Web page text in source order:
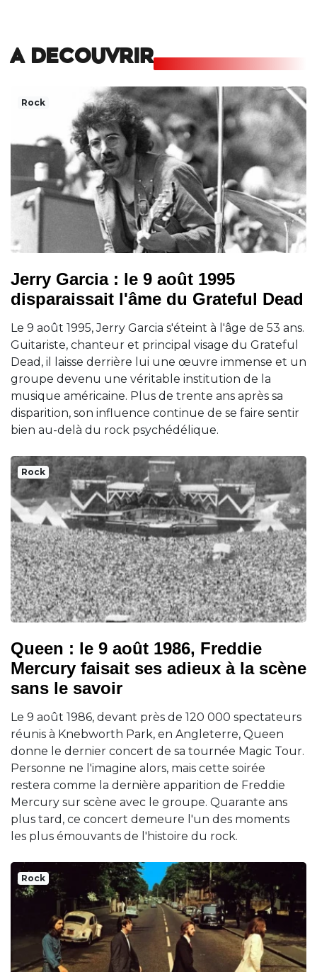
A DECOUVRIR
Rock
Jerry Garcia : le 9 août 1995
disparaissait l'âme du Grateful Dead
Le 9 août 1995, Jerry Garcia s'éteint à l'âge de 53 ans.
Guitariste, chanteur et principal visage du Grateful
Dead, il laisse derrière lui une œuvre immense et un
groupe devenu une véritable institution de la
musique américaine. Plus de trente ans après sa
disparition, son influence continue de se faire sentir
bien au-delà du rock psychédélique.
Rock
Queen : le 9 août 1986, Freddie
Mercury faisait ses adieux à la scène
sans le savoir
Le 9 août 1986, devant près de 120 000 spectateurs
réunis à Knebworth Park, en Angleterre, Queen
donne le dernier concert de sa tournée Magic Tour.
Personne ne l'imagine alors, mais cette soirée
restera comme la dernière apparition de Freddie
Mercury sur scène avec le groupe. Quarante ans
plus tard, ce concert demeure l'un des moments
les plus émouvants de l'histoire du rock.
Rock